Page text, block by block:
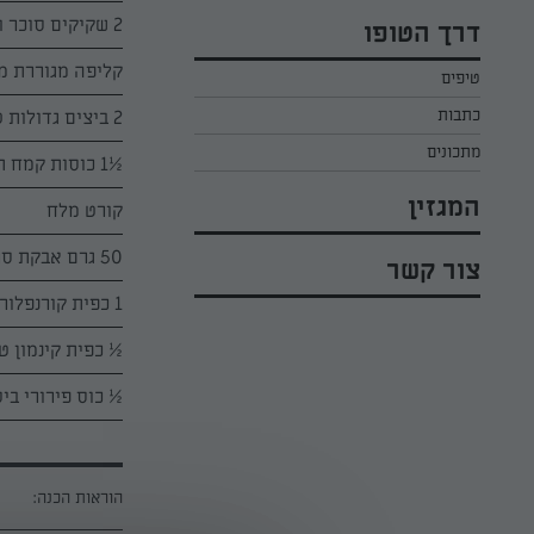
סלטים לפסח
עוגיות לפסח
קארין בנולול
מירי כהן
רובי מיכאל
דרך הטופו
טיפים
כתבות
מתכונים
המגזין
צור קשר
2 שקיקים סוכר וניל
קליפה מגוררת
2 ביצים גדולות טרופות
½1 כוסות קמח תופח
קורט מלח
50 גרם אבקת סוכר
1 כפית קורנפלור
½ כפית קינמון
½ כוס פירורי
הוראות הכנה: